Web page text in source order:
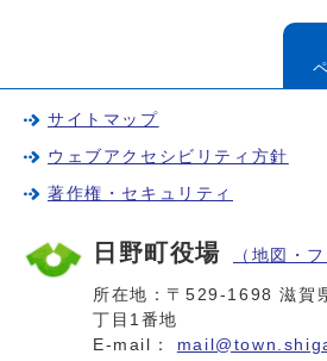
サイトマップ
ウェブアクセシビリティ方針
著作権・セキュリティ
日野町役場 （地図・
所在地：〒529-1698 滋賀
丁目1番地
E-mail：